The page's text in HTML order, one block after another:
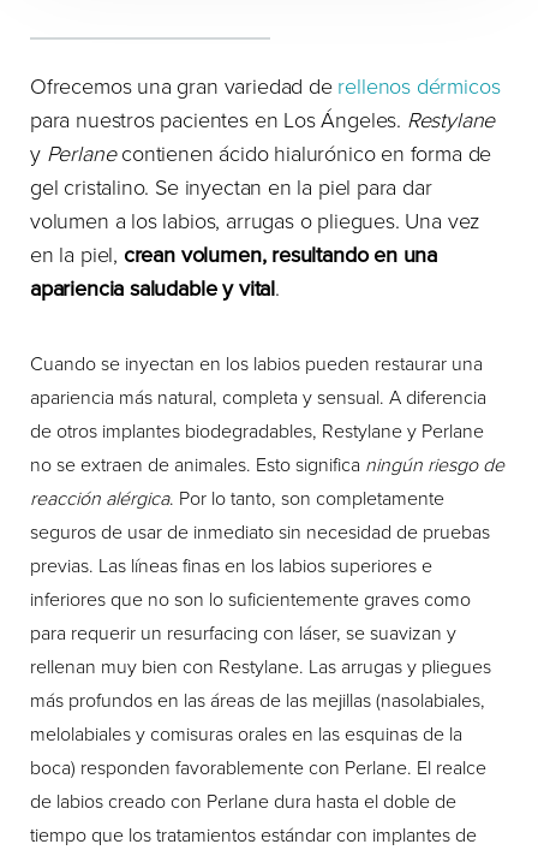
Ofrecemos una gran variedad derellenos dérmicos
para nuestros pacientes en Los Ángeles. Restylane
y Perlanecontienen ácido hialurónico en forma de
gel cristalino. Se inyectan en la piel para dar
volumen a los labios, arrugas o pliegues. Una vez
en la piel, crean volumen, resultando en una
apariencia saludable y vital.
Cuando se inyectan en los labios pueden restaurar una
apariencia más natural, completa y sensual. A diferencia
de otros implantes biodegradables, Restylane y Perlane
no se extraen de animales. Esto significa ningún riesgo de
reacción alérgica. Por lo tanto, son completamente
seguros de usar de inmediato sin necesidad de pruebas
previas. Las líneas finas en los labios superiores e
inferiores que no son lo suficientemente graves como
para requerir un resurfacing con láser, se suavizan y
rellenan muy bien con Restylane. Las arrugas y pliegues
más profundos en las áreas de las mejillas (nasolabiales,
melolabiales y comisuras orales en las esquinas de la
boca) responden favorablemente con Perlane. El realce
de labios creado con Perlane dura hasta el doble de
tiempo que los tratamientos estándar con implantes de